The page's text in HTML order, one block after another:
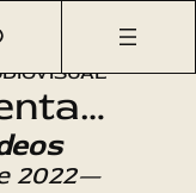
CESDE presenta…
2022—